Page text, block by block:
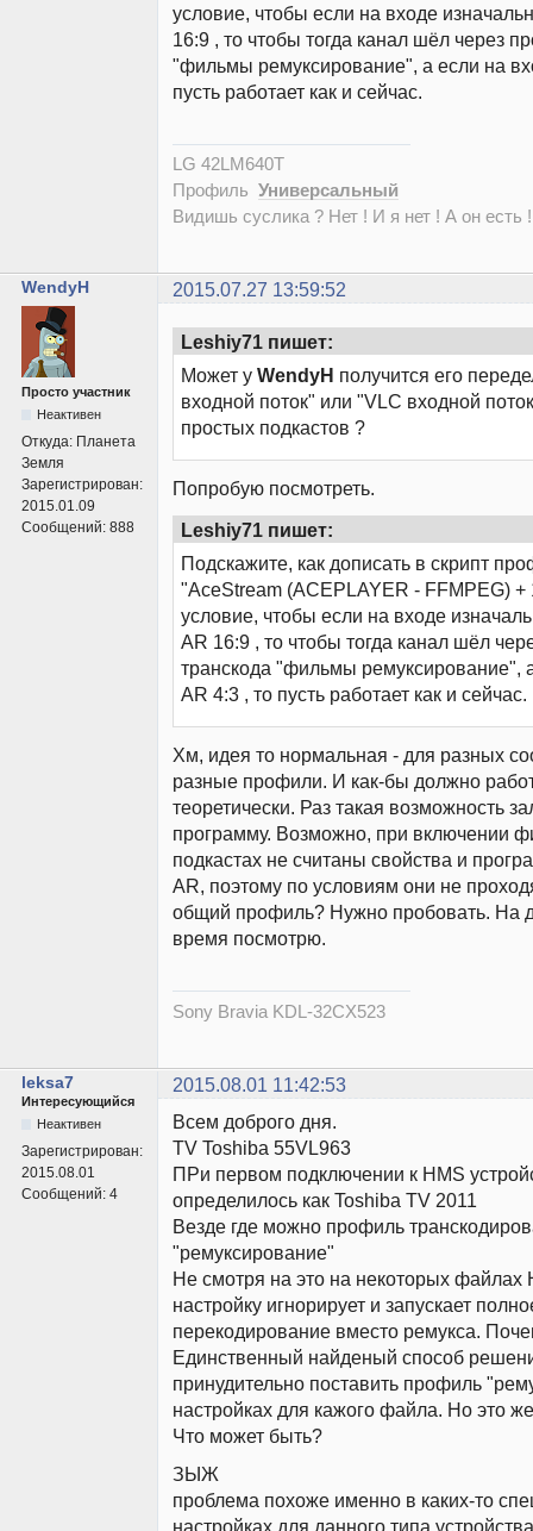
условие, чтобы если на входе
16:9 , то чтобы тогда канал шёл через
"фильмы ремуксирование", а если на
пусть работает как и сейчас.
LG 42LM640T
Профиль Универсальный
Видишь суслика ? Нет ! И я нет ! А он есть
WendyH 2015.07.27 13:59:52
Просто участник
Неактивен
Откуда: Планета
Земля
Зарегистрирован:
2015.01.09
Сообщений: 888
Leshiy71 пишет:
Может у WendyH получится его
входной поток" или "VLC входной
простых подкастов ?
Попробую посмотреть.
Leshiy71 пишет:
Подскажите, как дописать в скрипт
"AceStream (ACEPLAYER - FFMPEG) +
условие, чтобы если на входе
AR 16:9 , то чтобы тогда канал шёл
транскода "фильмы ремуксирование",
AR 4:3 , то пусть работает как и сейчас.
Хм, идея то нормальная - для разных
разные профили. И как-бы должно
теоретически. Раз такая возможность
программу. Возможно, при включении
подкастах не считаны свойства и
AR, поэтому по условиям они не
общий профиль? Нужно пробовать. На
время посмотрю.
Sony Bravia KDL-32CX523
leksa7 2015.08.01 11:42:53
Интересующийся
Неактивен
Зарегистрирован:
2015.08.01
Сообщений: 4
Всем доброго дня.
TV Toshiba 55VL963
ПРи первом подключении к HMS
определилось как Toshiba TV 2011
Везде где можно профиль
"ремуксирование"
Не смотря на это на некоторых файлах
настройку игнорирует и запускает
перекодирование вместо ремукса.
Единственный найденый способ
принудительно поставить профиль
настройках для кажого файла. Но это
Что может быть?
ЗЫЖ
проблема похоже именно в каких-то
настройках для данного типа